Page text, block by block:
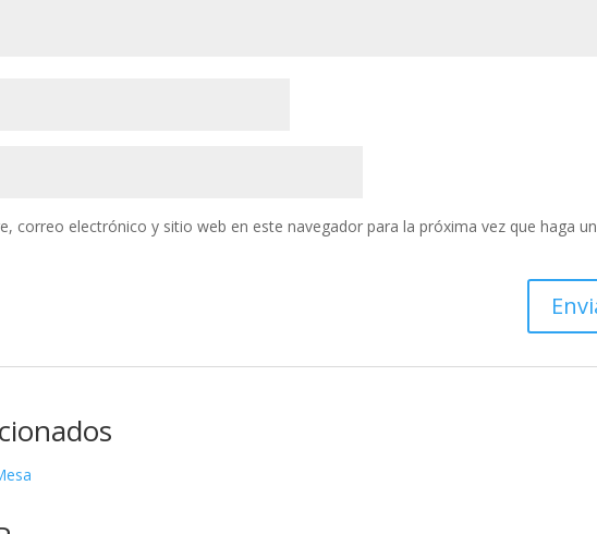
correo electrónico y sitio web en este navegador para la próxima vez que haga un